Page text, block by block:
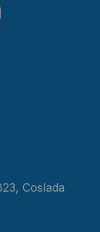
Coslada